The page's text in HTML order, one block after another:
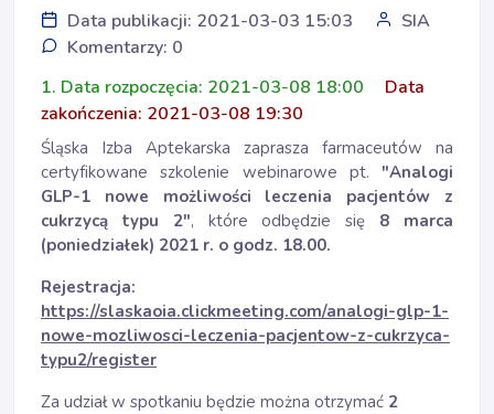
Data publikacji: 2021-03-03 15:03
SIA
Komentarzy: 0
1. Data rozpoczęcia: 2021-03-08 18:00
Data
zakończenia: 2021-03-08 19:30
Śląska Izba Aptekarska zaprasza farmaceutów na
certyfikowane szkolenie webinarowe pt. "Analogi
GLP-1 nowe możliwości leczenia pacjentów z
cukrzycą typu 2", które odbędzie się 8 marca
(poniedziałek) 2021 r. o godz. 18.00.
Rejestracja:
https://slaskaoia.clickmeeting.com/analogi-glp-1-
nowe-mozliwosci-leczenia-pacjentow-z-cukrzyca-
typu2/register
Za udział w spotkaniu będzie można otrzymać 2